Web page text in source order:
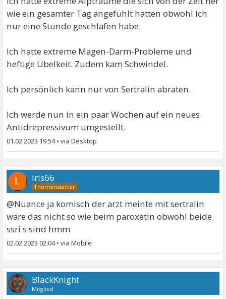
wie ein gesamter Tag angefühlt hatten obwohl ich
nur eine Stunde geschlafen habe.
Ich hatte extreme Magen-Darm-Probleme und
heftige Übelkeit. Zudem kam Schwindel.
Ich persönlich kann nur von Sertralin abraten.
Ich werde nun in ein paar Wochen auf ein neues
Antidrepressivum umgestellt.
01.02.2023 19:54•
Iris66
@Nuance ja komisch der arzt meinte mit sertralin
wäre das nicht so wie beim paroxetin obwohl beide
ssri s sind hmm
02.02.2023 02:04•
BlackKnight
Mitglied